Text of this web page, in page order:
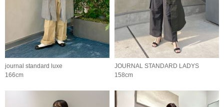
journal standard luxe
166cm
JOURNAL STANDARD LADYS
158cm